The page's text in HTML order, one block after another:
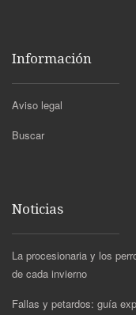
Información
Aviso legal
Buscar
Noticias
La procesionaria y los
de cada invierno
Fallas y petardos: guía